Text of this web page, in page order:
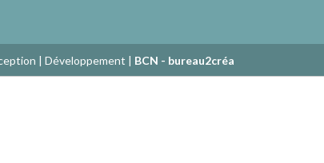
| Développement | BCN - bureau2créa